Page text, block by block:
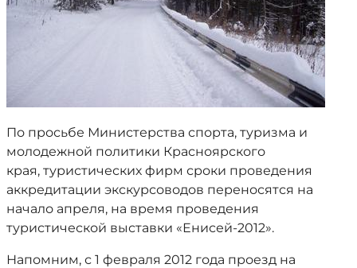
По просьбе Министерства спорта, туризма и
молодежной политики Красноярского
края, туристических фирм сроки проведения
аккредитации экскурсоводов переносятся на
начало апреля, на время проведения
туристической выставки «Енисей-2012».
Напомним, с 1 февраля 2012 года проезд на